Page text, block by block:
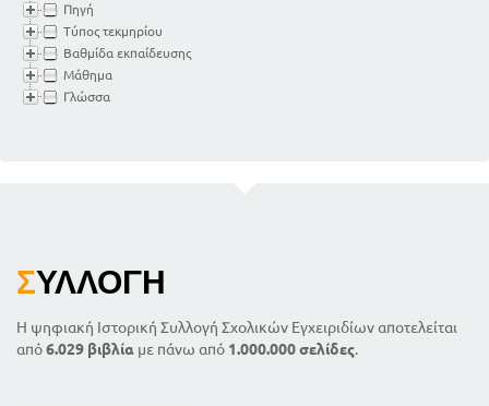
Πηγή
Τύπος τεκμηρίου
Βαθμίδα εκπαίδευσης
Μάθημα
Γλώσσα
ΣΥΛΛΟΓΉ
Η ψηφιακή Ιστορική Συλλογή Σχολικών Εγχειριδίων αποτελείται
από6.029 βιβλία με πάνω από 1.000.000 σελίδες.